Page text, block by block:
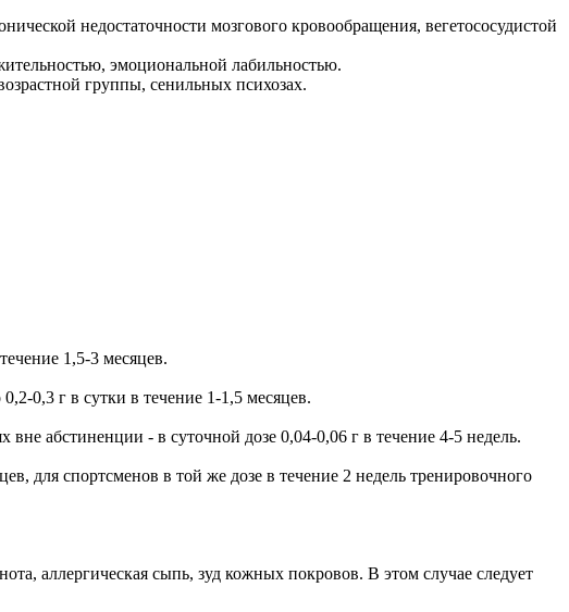
недостаточности мозгового кровообращения, вегетососудистой
эмоциональной лабильностью.
группы, сенильных психозах.
1,5-3 месяцев.
0,3 г в сутки в течение 1-1,5 месяцев.
абстиненции - в суточной дозе 0,04-0,06 г в течение 4-5 недель.
для спортсменов в той же дозе в течение 2 недель тренировочного
аллергическая сыпь, зуд кожных покровов. В этом случае следует